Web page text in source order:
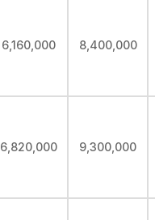
6,160,000 8,400,000
6,820,000 9,300,000